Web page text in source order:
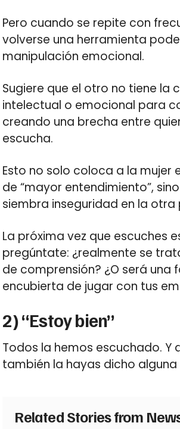
Pero cuando se repite con
volverse una herramienta
manipulación emocional.
Sugiere que el otro no tiene la
intelectual o emocional para
creando una brecha entre
escucha.
Esto no solo coloca a la mujer
de “mayor entendimiento”,
siembra inseguridad en la otra
La próxima vez que escuches
pregúntate: ¿realmente se
de comprensión? ¿O será una
encubierta de jugar con tus
2) “Estoy bien”
Todos la hemos escuchado. Y
también la hayas dicho alguna
Related Stories from